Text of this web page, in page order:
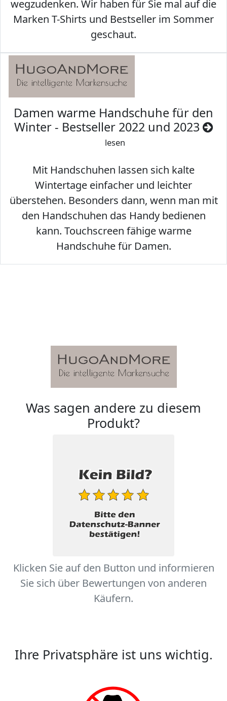
wegzudenken. Wir haben für Sie mal auf die
Marken T-Shirts und Bestseller im Sommer
geschaut.
Damen warme Handschuhe für den
Winter - Bestseller 2022 und 2023
lesen
Mit Handschuhen lassen sich kalte
Wintertage einfacher und leichter
überstehen. Besonders dann, wenn man mit
den Handschuhen das Handy bedienen
kann. Touchscreen fähige warme
Handschuhe für Damen.
Was sagen andere zu diesem
Produkt?
Klicken Sie auf den Button und informieren
Sie sich über Bewertungen von anderen
Käufern.
Ihre Privatsphäre ist uns wichtig.